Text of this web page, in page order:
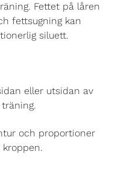
Fettet på låren
fettsugning kan
siluett.
eller utsidan av
och proportioner